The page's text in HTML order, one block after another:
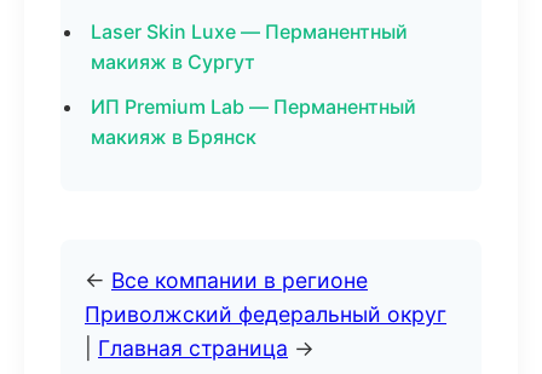
Laser Skin Luxe — Перманентный
макияж в Сургут
ИП Premium Lab — Перманентный
макияж в Брянск
← Все компании в регионе
Приволжский федеральный округ
Главная страница →